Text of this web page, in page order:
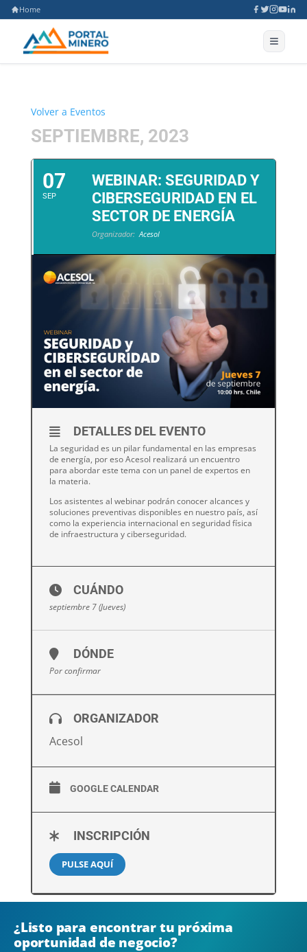
Home
Volver a Eventos
SEPTIEMBRE, 2023
07
SEP
WEBINAR: SEGURIDAD Y
CIBERSEGURIDAD EN EL
SECTOR DE ENERGÍA
Organizador: Acesol
DETALLES DEL EVENTO
La seguridad es un pilar fundamental en las empresas
de energía, por eso Acesol realizará un encuentro
para abordar este tema con un panel de expertos en
la materia.
Los asistentes al webinar podrán conocer alcances y
soluciones preventivas disponibles en nuestro país, así
como la experiencia internacional en seguridad física
de infraestructura y ciberseguridad.
CUÁNDO
septiembre 7 (Jueves)
DÓNDE
Por confirmar
ORGANIZADOR
Acesol
GOOGLE CALENDAR
INSCRIPCIÓN
PULSE AQUÍ
¿Listo para encontrar tu próxima
oportunidad de negocio?